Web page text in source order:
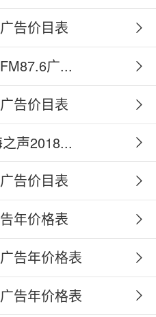
告价目表
广...
告价目表
声2018...
告价目表
年价格表
告年价格表
告年价格表